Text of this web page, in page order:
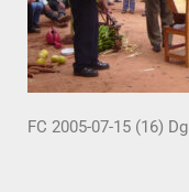
FC 2005-07-15 (16)